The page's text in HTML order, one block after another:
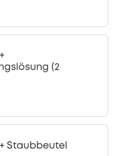
(2
Staubbeutel